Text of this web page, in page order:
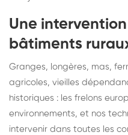
Une
bâtiments
Granges, longères, mas,
agricoles, vieilles
historiques : les frelons
environnements, et nos
intervenir dans toutes les